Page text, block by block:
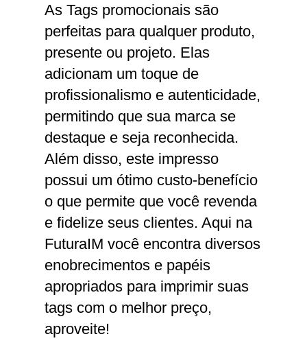
As Tags promocionais são
perfeitas para qualquer produto,
presente ou projeto. Elas
adicionam um toque de
profissionalismo e autenticidade,
permitindo que sua marca se
destaque e seja reconhecida.
Além disso, este impresso
possui um ótimo custo-benefício
o que permite que você revenda
e fidelize seus clientes. Aqui na
FuturaIM você encontra diversos
enobrecimentos e papéis
apropriados para imprimir suas
tags com o melhor preço,
aproveite!